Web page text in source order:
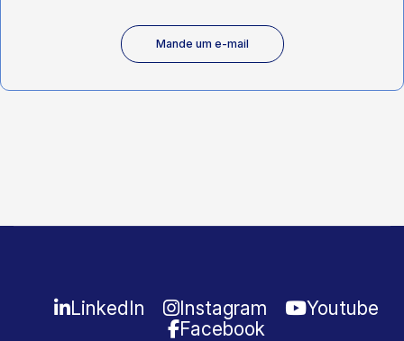
Mande um e-mail
LinkedIn Instagram
Youtube
Facebook